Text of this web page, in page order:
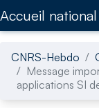
Accueil national
CNRS-Hebdo
Message
applications SI